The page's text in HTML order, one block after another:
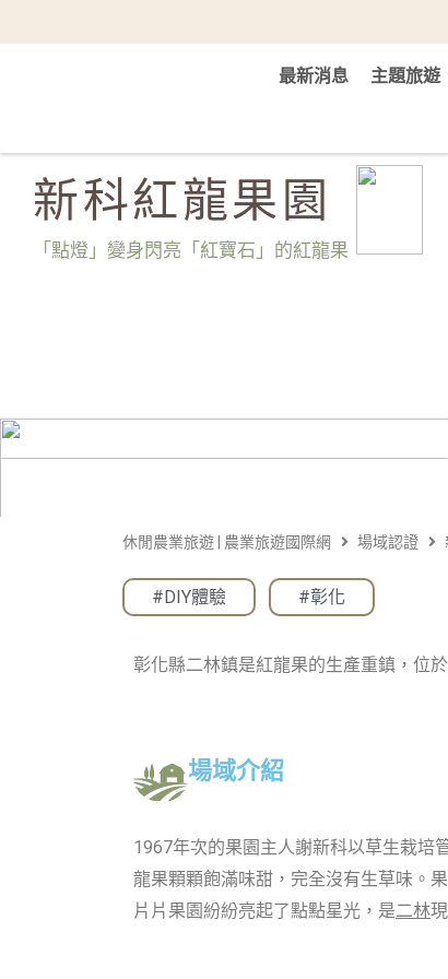
最新消息 主題旅遊
「點燈」變身閃亮「紅寶石」的紅龍果
新科紅龍果園
休閒農業旅遊 | 農業旅遊國際網 場域認證
#DIY體驗 #彰化
彰化縣二林鎮是紅龍果的生產重鎮，位
場域介紹
1967年次的果園主人謝新科以草生栽培
龍果顆顆飽滿味甜，完全沒有生草味。
片片果園紛紛亮起了點點星光，是二林